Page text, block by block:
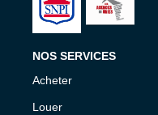
NOS SERVICES
Acheter
Louer